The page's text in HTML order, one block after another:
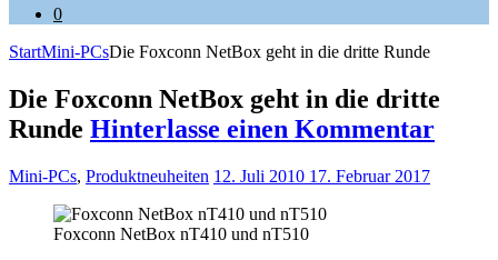
0
StartMini-PCsDie Foxconn NetBox geht in die dritte Runde
Die Foxconn NetBox geht in die dritte
Runde Hinterlasse einen Kommentar
Mini-PCs, Produktneuheiten 12. Juli 2010 17. Februar 2017
Foxconn NetBox nT410 und nT510